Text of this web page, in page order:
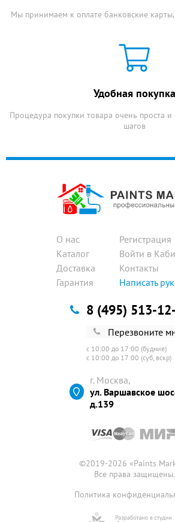
Мы принимаем к оплате банковские
Удобная покупка
Процедура покупки товара очень проста и
шагов
О нас
Каталог
Доставка
Гарантия
Регистрация
Войти в
Контакты
Написать
8 (495) 513-
Перезвоните
с 10:00 до 17:00 (будние)
с 10:00 до 17:00 (суб, вскр)
г. Москва,
ул. Варшавское
д.139
©2019-2026 «Paints
Все права защищены.
Политика